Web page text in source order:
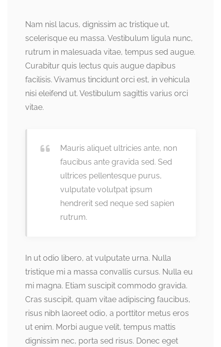
Nam nisl lacus, dignissim ac tristique ut,
scelerisque eu massa. Vestibulum ligula nunc,
rutrum in malesuada vitae, tempus sed augue.
Curabitur quis lectus quis augue dapibus
facilisis. Vivamus tincidunt orci est, in vehicula
nisi eleifend ut. Vestibulum sagittis varius orci
vitae.
Mauris aliquet ultricies ante, non
faucibus ante gravida sed. Sed
ultrices pellentesque purus,
vulputate volutpat ipsum
hendrerit sed neque sed sapien
rutrum.
In ut odio libero, at vulputate urna. Nulla
tristique mi a massa convallis cursus. Nulla eu
mi magna. Etiam suscipit commodo gravida.
Cras suscipit, quam vitae adipiscing faucibus,
risus nibh laoreet odio, a porttitor metus eros
ut enim. Morbi augue velit, tempus mattis
dignissim nec, porta sed risus. Donec eget